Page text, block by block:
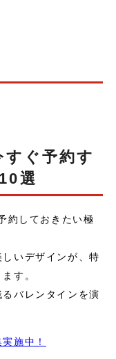
ぐ予約す
選
約しておきたい極
いデザインが、特
す。
バレンタインを演
施中！